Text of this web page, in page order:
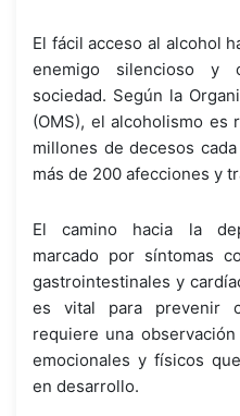
El fácil acceso al alcohol
enemigo silencioso y
sociedad. Según la
(OMS), el alcoholismo es
millones de decesos
más de 200 afecciones y
El camino hacia la
marcado por síntomas
gastrointestinales y
es vital para prevenir
requiere una
emocionales y físicos
en desarrollo.